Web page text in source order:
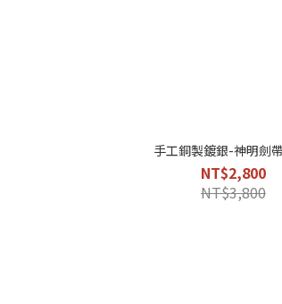
手工銅製鍍銀-神明劍
NT$2,800
NT$3,800